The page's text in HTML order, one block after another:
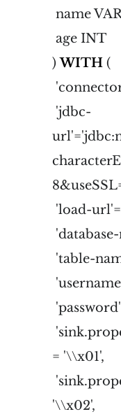
name
age INT
)WITH (
'jdbc-
'load-
'table-
= '\\x01',
'\\x02',